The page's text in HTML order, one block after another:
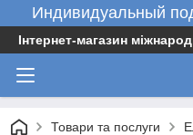
Индивидуальный
Інтернет-магазин
Товари та послуги